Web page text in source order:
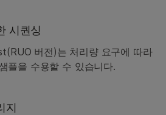
시퀀싱
버전)는 처리량 요구에 따라
플을 수용할 수 있습니다.
지